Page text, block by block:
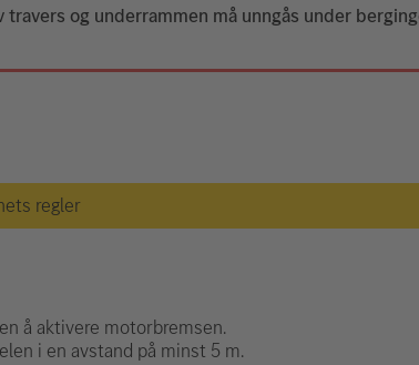
travers og underrammen må unngås under
regler
å aktivere motorbremsen.
i en avstand på minst 5 m.